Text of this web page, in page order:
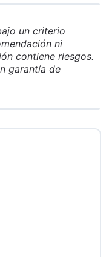
un criterio
ni
contiene riesgos.
garantía de